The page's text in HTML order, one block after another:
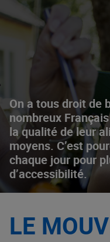
On a tous droit de
nombreux
la qualité de leur
moyens. C’est
chaque jour pour
d’accessibilité.
LE